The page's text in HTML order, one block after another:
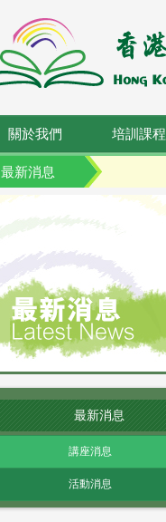
關於我們 培訓課程
最新消息
最新消息
講座消息
活動消息